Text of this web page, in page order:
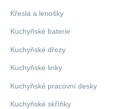
Křesla a lenošky
Kuchyňské baterie
Kuchyňské dřezy
Kuchyňské linky
Kuchyňské pracovní desky
Kuchyňské skříňky